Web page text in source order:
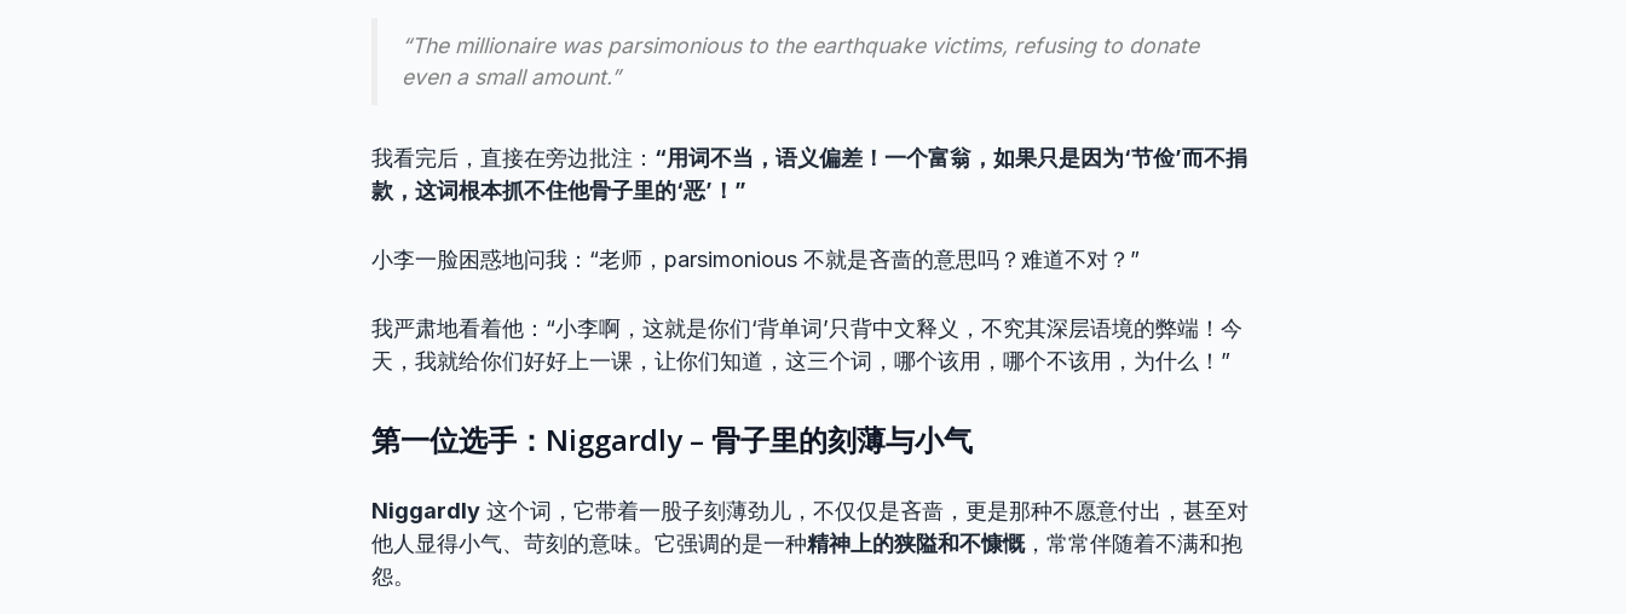
“The millionaire was parsimoniousto the earthquake victims, refusing to donate
even a small amount.”
我看完后，直接在旁边批注： “用词不当，语义偏差！一个富翁，如果只是因为‘节俭’而不捐
款，这词根本抓不住他骨子里的‘恶’！”
小李一脸困惑地问我：“老师，parsimonious 不就是吝啬的意思吗？难道不对？”
我严肃地看着他：“小李啊，这就是你们‘背单词’只背中文释义，不究其深层语境的弊端！今
天，我就给你们好好上一课，让你们知道，这三个词，哪个该用，哪个不该用，为什么！”
第一位选手：Niggardly – 骨子里的刻薄与小气
Niggardly 这个词，它带着一股子刻薄劲儿，不仅仅是吝啬，更是那种不愿意付出，甚至对
他人显得小气、苛刻的意味。它强调的是一种精神上的狭隘和不慷慨，常常伴随着不满和抱
怨。